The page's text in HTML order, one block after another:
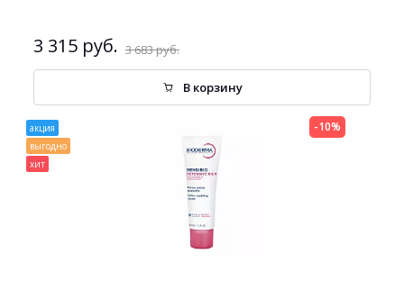
3 315 руб. 3 683 руб.
В корзину
акция
выгодно
хит
-10%